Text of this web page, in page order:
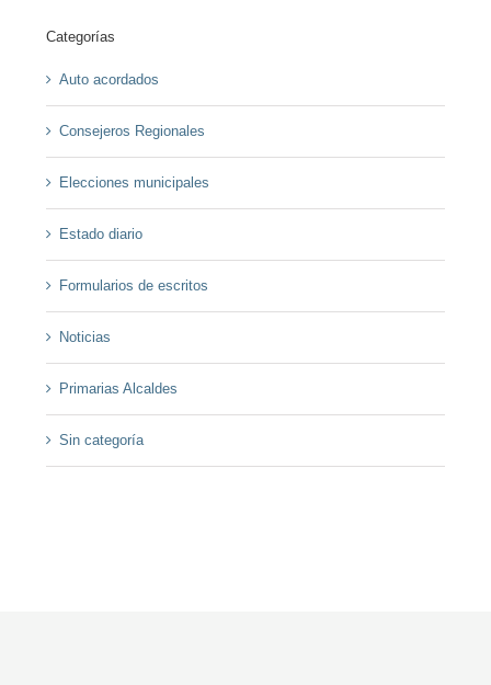
Categorías
Auto acordados
Consejeros Regionales
Elecciones municipales
Estado diario
Formularios de escritos
Noticias
Primarias Alcaldes
Sin categoría